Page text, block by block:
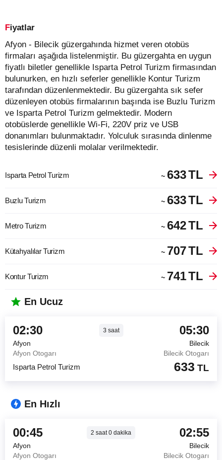
Fiyatlar
Afyon - Bilecik güzergahında hizmet veren otobüs
firmaları aşağıda listelenmiştir. Bu güzergahta en uygun
fiyatlı biletler genellikle Isparta Petrol Turizm firmasından
bulunurken, en hızlı seferler genellikle Kontur Turizm
tarafından düzenlenmektedir. Bu güzergahta sık sefer
düzenleyen otobüs firmalarının başında ise Buzlu Turizm
ve Isparta Petrol Turizm gelmektedir. Modern
otobüslerde genellikle Wi-Fi, 220V priz ve USB
donanımları bulunmaktadır. Yolculuk sırasında dinlenme
tesislerinde düzenli molalar verilmektedir.
Isparta Petrol Turizm ~ 633TL
Buzlu Turizm ~ 633TL
Metro Turizm ~ 642TL
Kütahyalılar Turizm ~ 707TL
Kontur Turizm ~ 741TL
En Ucuz
02:30 3 saat 05:30
Afyon
Bilecik
Afyon Otogarı
Bilecik Otogarı
Isparta Petrol Turizm 633 TL
En Hızlı
00:45 2 saat0 dakika 02:55
Afyon
Bilecik
Afyon Otogarı
Bilecik Otogarı